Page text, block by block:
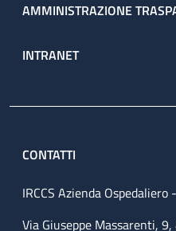
AMMINISTRAZIONE
INTRANET
CONTATTI
IRCCS Azienda
Via Giuseppe Massarenti,